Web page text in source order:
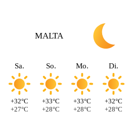
MALTA
Sa.
+32°C
+27°C
So.
+33°C
+28°C
Mo.
+33°C
+28°C
Di.
+32°C
+28°C